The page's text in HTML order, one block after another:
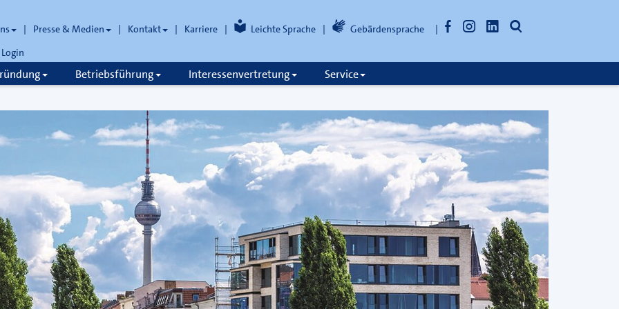
Presse & Medien Kontakt Karriere Leichte Sprache Gebärdensprache FacebookInstagramLinkedInSuche
Login
Betriebsführung Interessenvertretung Service